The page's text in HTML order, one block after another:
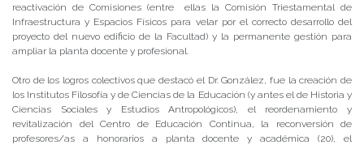
reactivación de Comisiones (entre ellas la Comisión Triestamental de
Infraestructura y Espacios Físicos para velar por el correcto desarrollo del
proyecto del nuevo edificio de la Facultad) y la permanente gestión para
ampliar la planta docente y profesional.
Otro de los logros colectivos que destacó el Dr. González, fue la creación de
los Institutos Filosofía y de Ciencias de la Educación (y antes el de Historia y
Ciencias Sociales y Estudios Antropológicos), el reordenamiento y
revitalización del Centro de Educación Continua, la reconversión de
profesores/as a honorarios a planta docente y académica (20), el